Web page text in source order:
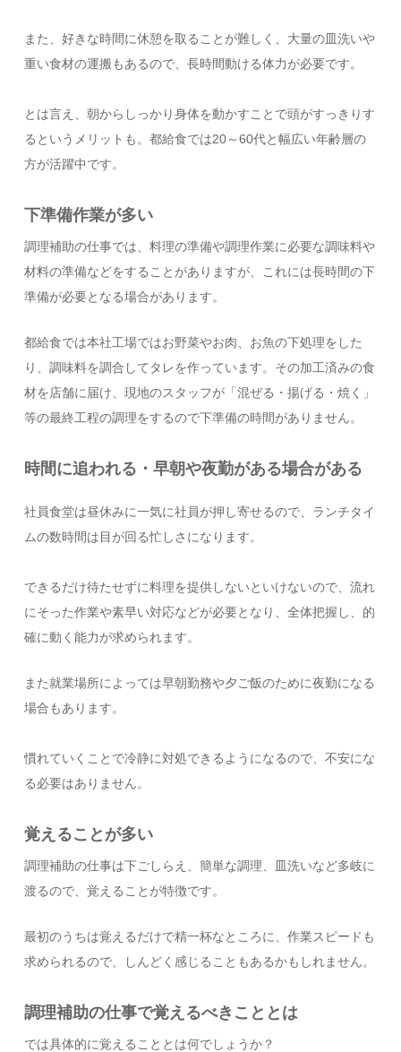
また、好きな時間に休憩を取ることが難しく、大量の皿洗いや
重い食材の運搬もあるので、長時間動ける体力が必要です。
とは言え、朝からしっかり身体を動かすことで頭がすっきりす
るというメリットも。都給食では20～60代と幅広い年齢層の
方が活躍中です。
下準備作業が多い
調理補助の仕事では、料理の準備や調理作業に必要な調味料や
材料の準備などをすることがありますが、これには長時間の下
準備が必要となる場合があります。
都給食では本社工場ではお野菜やお肉、お魚の下処理をした
り、調味料を調合してタレを作っています。その加工済みの食
材を店舗に届け、現地のスタッフが「混ぜる・揚げる・焼く」
等の最終工程の調理をするので下準備の時間がありません。
時間に追われる・早朝や夜勤がある場合がある
社員食堂は昼休みに一気に社員が押し寄せるので、ランチタイ
ムの数時間は目が回る忙しさになります。
できるだけ待たせずに料理を提供しないといけないので、流れ
にそった作業や素早い対応などが必要となり、全体把握し、的
確に動く能力が求められます。
また就業場所によっては早朝勤務や夕ご飯のために夜勤になる
場合もあります。
慣れていくことで冷静に対処できるようになるので、不安にな
る必要はありません。
覚えることが多い
調理補助の仕事は下ごしらえ、簡単な調理、皿洗いなど多岐に
渡るので、覚えることが特徴です。
最初のうちは覚えるだけで精一杯なところに、作業スピードも
求められるので、しんどく感じることもあるかもしれません。
調理補助の仕事で覚えるべきこととは
では具体的に覚えることとは何でしょうか？